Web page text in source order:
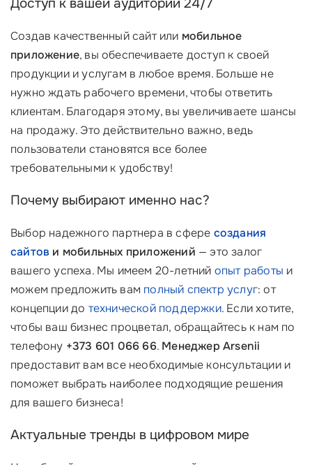
Доступ к вашей аудитории 24/7
Создав качественный сайт или мобильное
приложение, вы обеспечиваете доступ к своей
продукции и услугам в любое время. Больше не
нужно ждать рабочего времени, чтобы ответить
клиентам. Благодаря этому, вы увеличиваете шансы
на продажу. Это действительно важно, ведь
пользователи становятся все более
требовательными к удобству!
Почему выбирают именно нас?
Выбор надежного партнера в сфере создания
сайтов и мобильных приложений — это залог
вашего успеха. Мы имеем 20-летний опыт работы и
можем предложить вам полный спектр услуг: от
концепции до технической поддержки. Если хотите,
чтобы ваш бизнес процветал, обращайтесь к нам по
телефону +373 601 066 66. Менеджер Arsenii
предоставит вам все необходимые консультации и
поможет выбрать наиболее подходящие решения
для вашего бизнеса!
Актуальные тренды в цифровом мире